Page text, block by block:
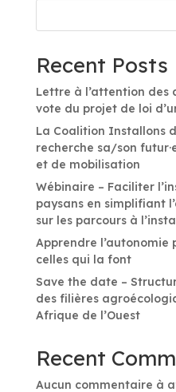
Recent Posts
Lettre à l’attention des
vote du projet de loi
La Coalition Installons
recherche sa/son
et de mobilisation
Wébinaire – Faciliter
paysans en simplifiant
sur les parcours à
Apprendre
celles qui la font
Save the date –
des filières
Afrique de l’Ouest
Recent
Aucun commentaire à